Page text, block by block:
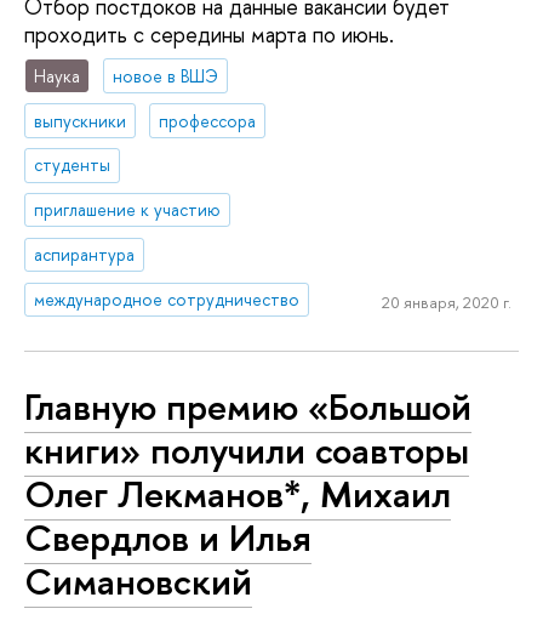
Отбор постдоков на данные вакансии будет
проходить с середины марта по июнь.
Наука
новое в ВШЭ
выпускники
профессора
студенты
приглашение к участию
аспирантура
международное сотрудничество
20 января, 2020 г.
Главную премию «Большой
книги» получили соавторы
Олег Лекманов*, Михаил
Свердлов и Илья
Симановский